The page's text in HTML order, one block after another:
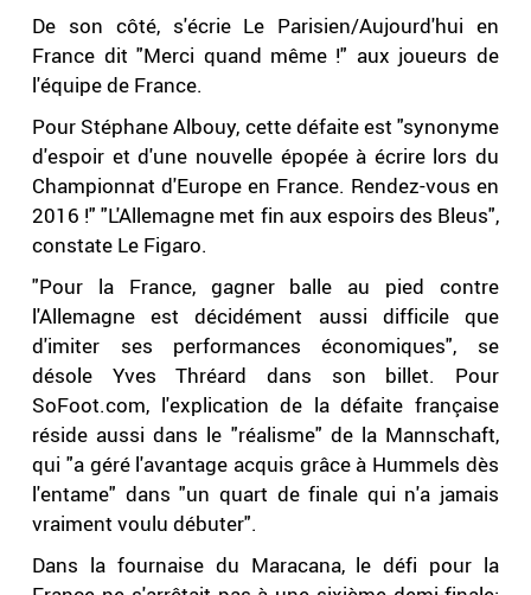
De son côté, s'écrie Le Parisien/Aujourd'hui en
France dit "Merci quand même !" aux joueurs de
l'équipe de France.
Pour Stéphane Albouy, cette défaite est "synonyme
d'espoir et d'une nouvelle épopée à écrire lors du
Championnat d'Europe en France. Rendez-vous en
2016 !" "L'Allemagne met fin aux espoirs des Bleus",
constate Le Figaro.
"Pour la France, gagner balle au pied contre
l'Allemagne est décidément aussi difficile que
d'imiter ses performances économiques", se
désole Yves Thréard dans son billet. Pour
SoFoot.com, l'explication de la défaite française
réside aussi dans le "réalisme" de la Mannschaft,
qui "a géré l'avantage acquis grâce à Hummels dès
l'entame" dans "un quart de finale qui n'a jamais
vraiment voulu débuter".
Dans la fournaise du Maracana, le défi pour la